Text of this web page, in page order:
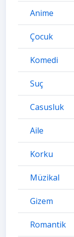
Anime
Çocuk
Komedi
Suç
Casusluk
Aile
Korku
Müzikal
Gizem
Romantik